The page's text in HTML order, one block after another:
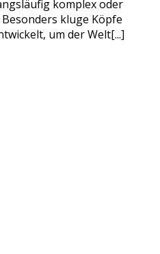
komplex oder
kluge Köpfe
um der Welt[...]